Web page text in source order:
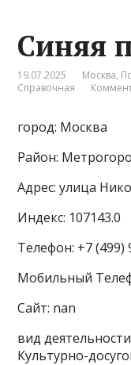
Синяя
19.07.2025 Москва,
Справочная
город: Москва
Район:
Адрес: улица
Индекс: 107143.0
Телефон: +7 (499)
Мобильный
Сайт: nan
вид
Культурно-